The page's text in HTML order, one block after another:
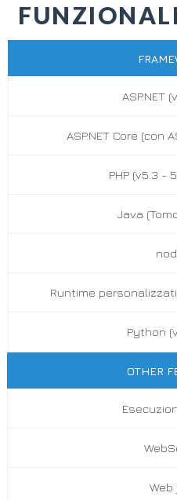
ASP.NET
ASP.NET Core (con
PHP (v5.3 -
Java
Runtime
Python
OTHER
Web